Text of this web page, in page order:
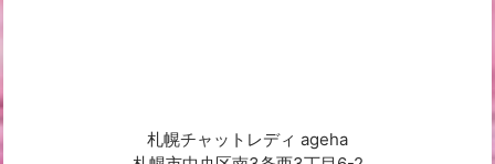
札幌チャットレディ ageha